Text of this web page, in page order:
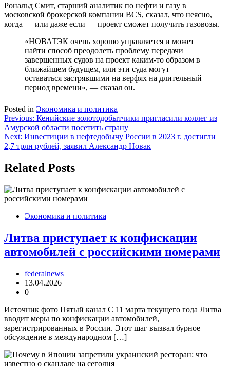
Рональд Смит, старший аналитик по нефти и газу в
московской брокерской компании BCS, сказал, что неясно,
когда — или даже если — проект сможет получить газовозы.
«НОВАТЭК очень хорошо управляется и может
найти способ преодолеть проблему передачи
завершенных судов на проект каким-то образом в
ближайшем будущем, или эти суда могут
оставаться застрявшими на верфях на длительный
период времени», — сказал он.
Posted in Экономика и политика
Навигация
по
записям
Previous: Кенийские золотодобытчики пригласили коллег из
Амурской области посетить страну
Next: Инвестиции в нефтедобычу России в 2023 г. достигли
2,7 трлн рублей, заявил Александр Новак
Related Posts
Экономика и политика
Литва приступает к конфискации
автомобилей с российскими номерами
federalnews
13.04.2026
0
Источник фото Пятый канал С 11 марта текущего года Литва
вводит меры по конфискации автомобилей,
зарегистрированных в России. Этот шаг вызвал бурное
обсуждение в международном […]